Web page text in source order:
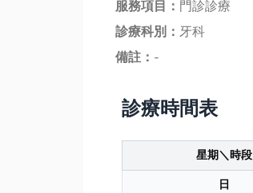
服務項目： 門診診療
診療科別： 牙科
備註： -
診療時間表
星期＼時段
日